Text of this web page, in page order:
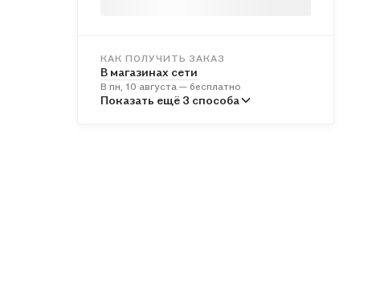
КАК ПОЛУЧИТЬ ЗАКАЗ
В магазинах сети
В пн, 10 августа — бесплатно
В пунктах выдачи
Показать ещё 3 способа